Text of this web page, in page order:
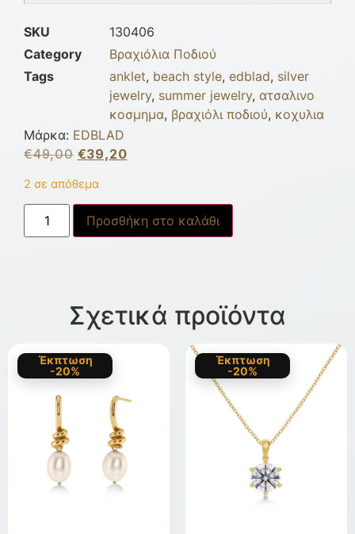
SKU
130406
Category
Βραχιόλια Ποδιού
Tags
anklet, beach style, edblad, silver
jewelry, summer jewelry, ατσαλινο
κοσμημα, βραχιόλι ποδιού, κοχυλια
Μάρκα: EDBLAD
€49,00 €39,20
2 σε απόθεμα
Προσθήκη στο καλάθι
Σχετικά προϊόντα
Έκπτωση
-20%
Έκπτωση
-20%